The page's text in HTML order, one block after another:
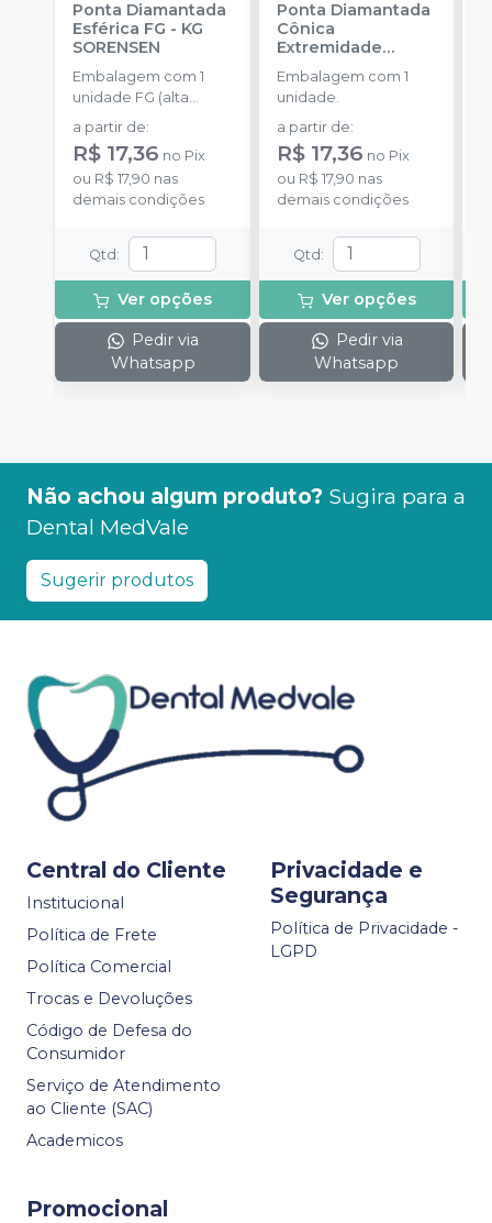
Ponta Diamantada
Esférica FG - KG
SORENSEN
Embalagem com 1
unidade FG (alta
rotação).
a partir de:
R$ 17,36 no Pix
ou R$ 17,90 nas
demais condições
Qtd :
Ver opções
Pedir via
Whatsapp
Ponta Diamantada
Cônica
Extremidade
Arredondada FG
KG SORENSEN
Embalagem com 1
unidade.
a partir de:
R$ 17,36 no Pix
ou R$ 17,90 nas
demais condições
Qtd :
Ver opções
Pedir via
Whatsapp
Não achou algum produto? Sugira para a
Dental MedVale
Sugerir produtos
Central do Cliente
Institucional
Política de Frete
Política Comercial
Trocas e Devoluções
Código de Defesa do
Consumidor
Serviço de Atendimento
ao Cliente (SAC)
Academicos
Privacidade e
Segurança
Política de Privacidade -
LGPD
Promocional